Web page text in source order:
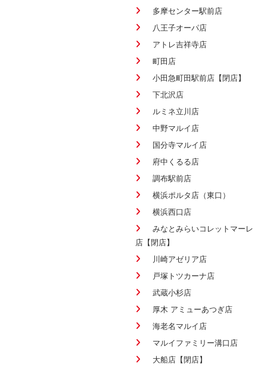
多摩センター駅前店
八王子オーパ店
アトレ吉祥寺店
町田店
小田急町田駅前店【閉店】
下北沢店
ルミネ立川店
中野マルイ店
国分寺マルイ店
府中くるる店
調布駅前店
横浜ポルタ店（東口）
横浜西口店
みなとみらいコレットマーレ
店【閉店】
川崎アゼリア店
戸塚トツカーナ店
武蔵小杉店
厚木 アミューあつぎ店
海老名マルイ店
マルイファミリー溝口店
大船店【閉店】